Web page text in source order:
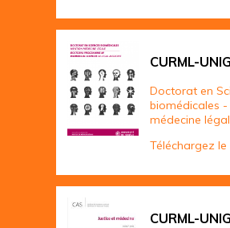
CURML-
Doctorat en
biomédicales -
médecine
Téléchargez le
CURML-